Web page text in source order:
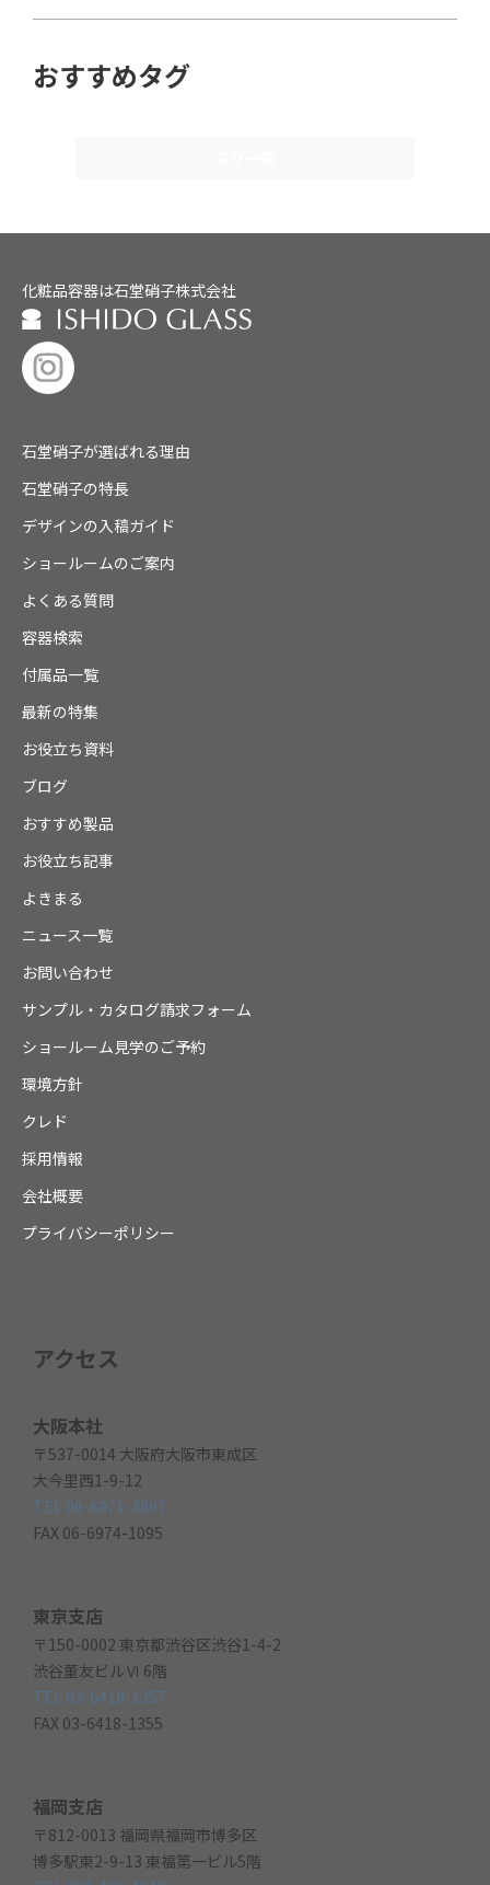
おすすめタグ
化粧品容器は石堂硝子株式会社
石堂硝子が選ばれる理由
石堂硝子の特長
デザインの入稿ガイド
ショールームのご案内
よくある質問
容器検索
付属品一覧
最新の特集
お役立ち資料
ブログ
おすすめ製品
お役立ち記事
よきまる
ニュース一覧
お問い合わせ
サンプル・カタログ請求フォーム
ショールーム見学のご予約
環境方針
クレド
採用情報
会社概要
プライバシーポリシー
アクセス
大阪本社
〒537-0014 大阪府大阪市東成区
大今里西1-9-12
TEL 06-6971-3897
FAX 06-6974-1095
東京支店
〒150-0002 東京都渋谷区渋谷1-4-2
渋谷董友ビルⅥ 6階
TEL 03-6418-1357
FAX 03-6418-1355
福岡支店
〒812-0013 福岡県福岡市博多区
博多駅東2-9-13 東福第一ビル5階